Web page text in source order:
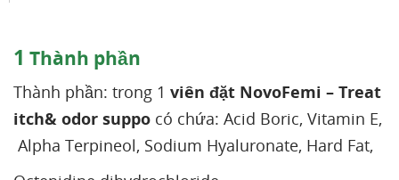
1 Thành phần
Thành phần: trong 1 viên đặt NovoFemi – Treat
itch& odor suppo có chứa: Acid Boric, Vitamin E,
Alpha Terpineol, Sodium Hyaluronate, Hard Fat,